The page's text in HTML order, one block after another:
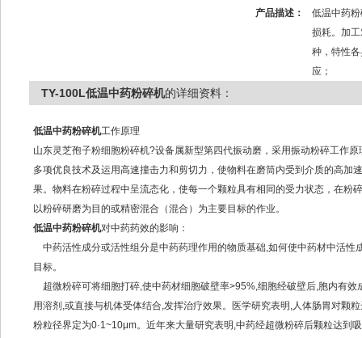
产品描述：
低温中药
损耗。加
种，特性
应；
TY-100L低温中药粉碎机的详细资料：
低温中药粉碎机工作原理
山东灵芝孢子粉细胞粉碎机?设备属新型第四代振动磨，采用振动粉碎工作
多项优良技术及运用高速撞击力和剪切力，使物料在磨筒内受到介质的高
果。物料在粉碎过程中呈流态化，使每一个颗粒具有相同的受力状态，在
以粉碎研磨为目的或精密混合（混合）为主要目标的作业。
低温中药粉碎机对中药药效的影响：
中药活性成分或活性组分是中药药理作用的物质基础,如何使中药材中活
目标。
超微粉碎可将细胞打碎,使中药材细胞破壁率>95%,细胞经破壁后,胞内有
用溶剂,或直接与机体受体结合,发挥治疗效果。医学研究表明,人体肠胃对颗
粉粒径界定为0·1~10μm。近年来大量研究表明,中药经超微粉碎后颗粒达到